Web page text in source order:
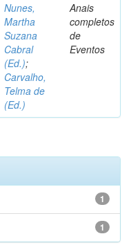
Nunes,
Martha
Suzana
Cabral
(Ed.);
Carvalho,
Telma de
(Ed.)
Anais
completos
de
Eventos
1
1